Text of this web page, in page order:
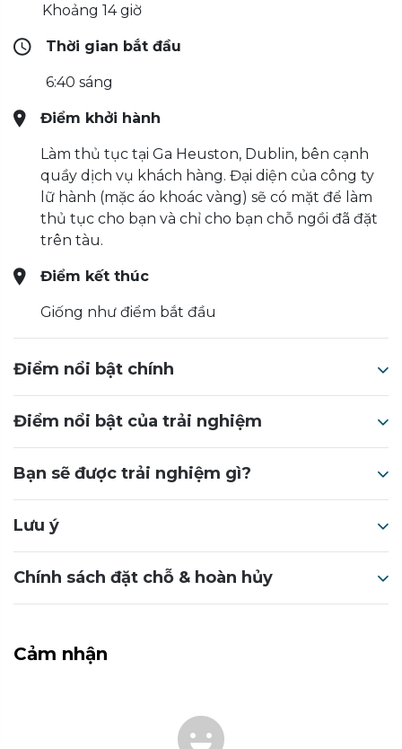
Khoảng 14 giờ
Thời gian bắt đầu
6:40 sáng
Điểm khởi hành
Làm thủ tục tại Ga Heuston, Dublin, bên cạnh
quầy dịch vụ khách hàng. Đại diện của công ty
lữ hành (mặc áo khoác vàng) sẽ có mặt để làm
thủ tục cho bạn và chỉ cho bạn chỗ ngồi đã đặt
trên tàu.
Điểm kết thúc
Giống như điểm bắt đầu
Điểm nổi bật chính
Điểm nổi bật của trải nghiệm
Bạn sẽ được trải nghiệm gì?
Lưu ý
Chính sách đặt chỗ & hoàn hủy
Cảm nhận